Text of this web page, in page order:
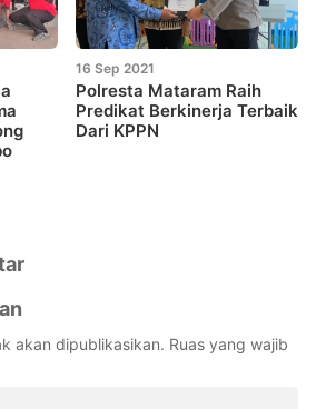
16 Sep 2021
Polresta Mataram Raih
Predikat Berkinerja Terbaik
Dari KPPN
akan dipublikasikan. Ruas yang wajib